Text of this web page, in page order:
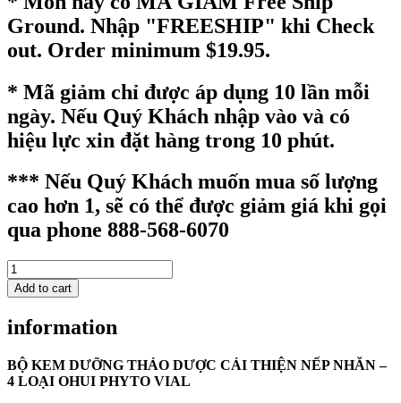
Ground. Nhập "FREESHIP" khi Check
out. Order minimum $19.95.
* Mã giảm chỉ được áp dụng 10 lần mỗi
ngày. Nếu Quý Khách nhập vào và có
hiệu lực xin đặt hàng trong 10 phút.
*** Nếu Quý Khách muốn mua số lượng
cao hơn 1, sẽ có thể được giảm giá khi gọi
qua phone 888-568-6070
OH
PHYTO
VITAL
SPECIAL
-
50707899
Add to cart
information
BỘ KEM DƯỠNG THẢO DƯỢC CẢI THIỆN NẾP NHĂN –
4 LOẠI OHUI PHYTO VIAL